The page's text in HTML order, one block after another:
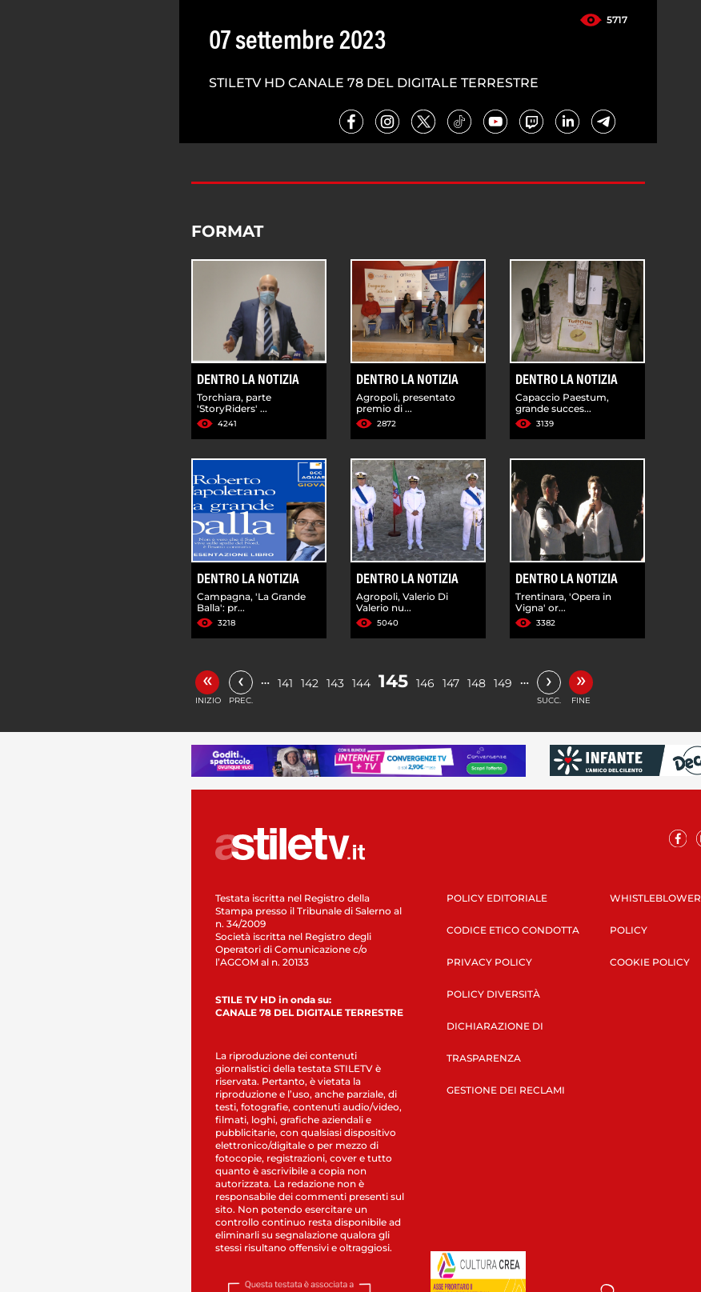
5717
07 settembre 2023
STILETV HD CANALE 78 DEL DIGITALE TERRESTRE
FORMAT
DENTRO LA NOTIZIA
Torchiara, parte
'StoryRiders' ...
4241
DENTRO LA NOTIZIA
Agropoli, presentato
premio di ...
2872
DENTRO LA NOTIZIA
Capaccio Paestum,
grande succes...
3139
DENTRO LA NOTIZIA
Campagna, 'La Grande
Balla': pr...
3218
DENTRO LA NOTIZIA
Agropoli, Valerio Di
Valerio nu...
5040
DENTRO LA NOTIZIA
Trentinara, 'Opera in
Vigna' or...
3382
«
INIZIO
‹
PREC.
… 141 142 143 144 145 146 147 148 149 … ›
SUCC.
»
FINE
Testata iscritta nel Registro della
Stampa presso il Tribunale di Salerno al
n. 34/2009
Società iscritta nel Registro degli
Operatori di Comunicazione c/o
l’AGCOM al n. 20133
STILE TV HD in onda su:
CANALE 78 DEL DIGITALE TERRESTRE
La riproduzione dei contenuti
giornalistici della testata STILETV è
riservata. Pertanto, è vietata la
riproduzione e l’uso, anche parziale, di
testi, fotografie, contenuti audio/video,
filmati, loghi, grafiche aziendali e
pubblicitarie, con qualsiasi dispositivo
elettronico/digitale o per mezzo di
fotocopie, registrazioni, cover e tutto
quanto è ascrivibile a copia non
autorizzata. La redazione non è
responsabile dei commenti presenti sul
sito. Non potendo esercitare un
controllo continuo resta disponibile ad
eliminarli su segnalazione qualora gli
stessi risultano offensivi e oltraggiosi.
POLICY EDITORIALE
CODICE ETICO CONDOTTA
PRIVACY POLICY
POLICY DIVERSITÀ
DICHIARAZIONE DI
TRASPARENZA
GESTIONE DEI RECLAMI
WHISTLEBLOWER
POLICY
COOKIE POLICY